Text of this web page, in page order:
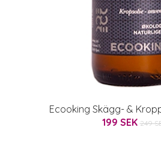
Ecooking Skägg- &
199 SEK 249